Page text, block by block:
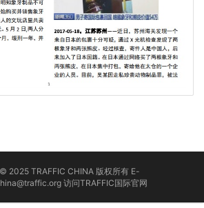
2025 TRAFFIC CHINA 版权所有 E-
访问TRAFFIC国际官网